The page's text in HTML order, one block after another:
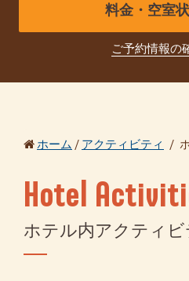
料金・空室
ご予約情報の
ホーム / アクティビティ /
Hotel
ホテル内アクティビ